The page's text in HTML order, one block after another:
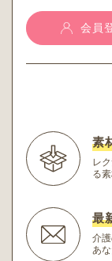
会員
素
レ
る
最
介
あ